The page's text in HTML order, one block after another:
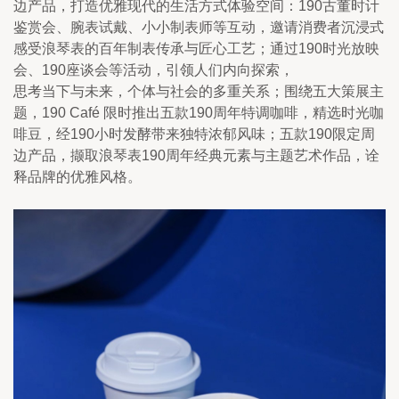
边产品，打造优雅现代的生活方式体验空间：190古董时计
鉴赏会、腕表试戴、小小制表师等互动，邀请消费者沉浸式
感受浪琴表的百年制表传承与匠心工艺；通过190时光放映
会、190座谈会等活动，引领人们内向探索，
思考当下与未来，个体与社会的多重关系；围绕五大策展主
题，190 Café 限时推出五款190周年特调咖啡，精选时光咖
啡豆，经190小时发酵带来独特浓郁风味；五款190限定周
边产品，撷取浪琴表190周年经典元素与主题艺术作品，诠
释品牌的优雅风格。